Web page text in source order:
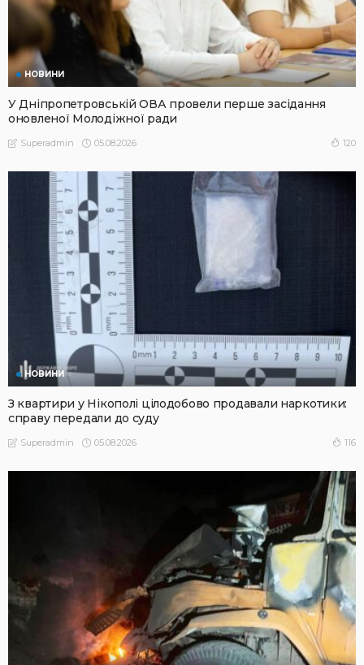
НОВИНИ
У Дніпропетровській ОВА провели перше засідання
оновленої Молодіжної ради
Superadmin 05.08.2026 120
НОВИНИ
З квартири у Нікополі цілодобово продавали наркотики:
справу передали до суду
Superadmin 05.08.2026 116